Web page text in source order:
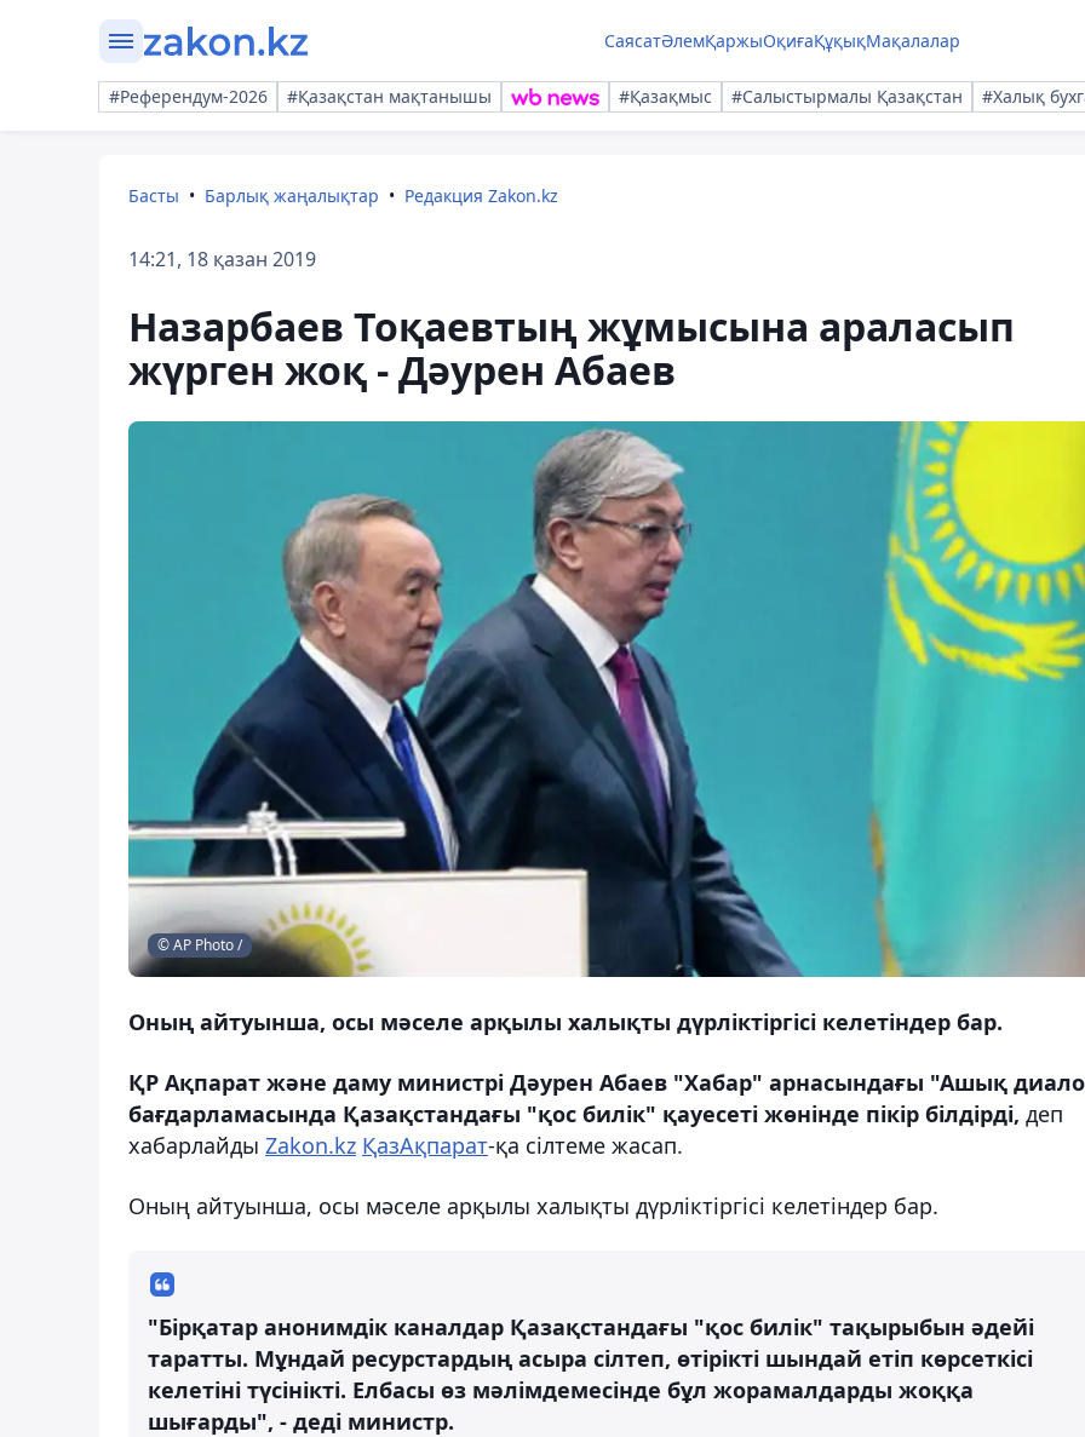
СаясатӘлемҚаржыОқиғаҚұқықМақалалар
#Референдум-2026 #Қазақстан мақтанышы #Қазақмыс #Салыстырмалы Қазақстан #Халық
Басты Барлық жаңалықтар Редакция Zakon.kz
14:21, 18 қазан 2019
Назарбаев Тоқаевтың жұмысына араласып
жүрген жоқ - Дәурен Абаев
© AP Photo /
Оның айтуынша, осы мәселе арқылы халықты дүрліктіргісі келетіндер бар.
ҚР Ақпарат және даму министрі Дәурен Абаев "Хабар" арнасындағы "Ашық
бағдарламасында Қазақстандағы "қос билік" қауесеті жөнінде пікір білдірді, деп
хабарлайды Zakon.kz ҚазАқпарат-қа сілтеме жасап.
Оның айтуынша, осы мәселе арқылы халықты дүрліктіргісі келетіндер бар.
"Бірқатар анонимдік каналдар Қазақстандағы "қос билік" тақырыбын әдейі
таратты. Мұндай ресурстардың асыра сілтеп, өтірікті шындай етіп көрсеткісі
келетіні түсінікті. Елбасы өз мәлімдемесінде бұл жорамалдарды жоққа
шығарды", - деді министр.